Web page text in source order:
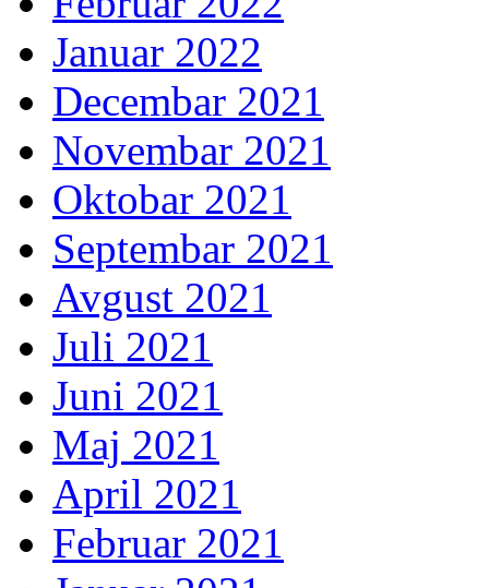
Januar 2022
Decembar 2021
Novembar 2021
Oktobar 2021
Septembar 2021
Avgust 2021
Juli 2021
Juni 2021
Maj 2021
April 2021
Februar 2021